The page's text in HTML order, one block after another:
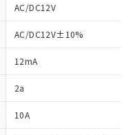
AC/DC12V
AC/DC12V±10%
12mA
2a
10A
（10物質）の
供可能な商品で
10物質）の非含
る予定のある